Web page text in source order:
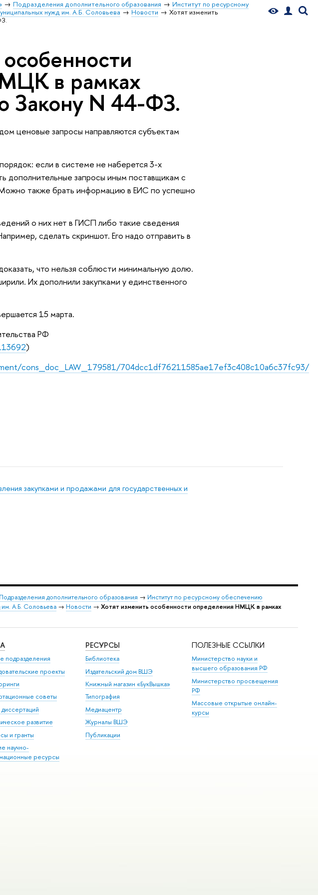
Подразделения дополнительного образования
Институт по ресурсному
нужд им. А.Б. Соловьева
Новости
Хотят изменить
в рамках
Закону N 44-ФЗ.
ценовые запросы направляются субъектам
если в системе не наберется 3-х
дополнительные запросы иным поставщикам с
также брать информацию в ЕИС по успешно
о них нет в ГИСП либо такие сведения
сделать скриншот. Его надо отправить в
что нельзя соблюсти минимальную долю.
Их дополнили закупками у единственного
15 марта.
РФ
)
cons_doc_LAW_179581/704dcc1df76211585ae17ef3c408c10a6c37fc93/
закупками и продажами для государственных и
Подразделения дополнительного образования → Институт по ресурсному обеспечению
им. А.Б. Соловьева → Новости → Хотят изменить особенности определения НМЦК в рамках
подразделения
проекты
советы
развитие
и гранты
научно-
ресурсы
РЕСУРСЫ
Библиотека
Издательский дом ВШЭ
Книжный магазин «БукВышка»
Типография
Медиацентр
Журналы ВШЭ
Публикации
ПОЛЕЗНЫЕ ССЫЛКИ
Министерство науки и
высшего образования РФ
Министерство просвещения
РФ
Массовые открытые онлайн-
курсы